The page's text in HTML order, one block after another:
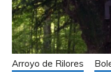
Arroyo de Rilores